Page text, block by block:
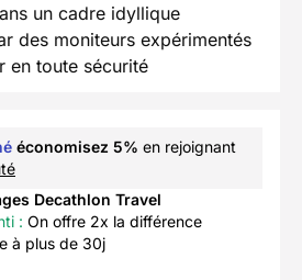
un cadre idyllique
des moniteurs expérimentés
en toute sécurité
économisez 5% en rejoignant
Decathlon Travel
: On offre 2x la différence
à plus de 30j